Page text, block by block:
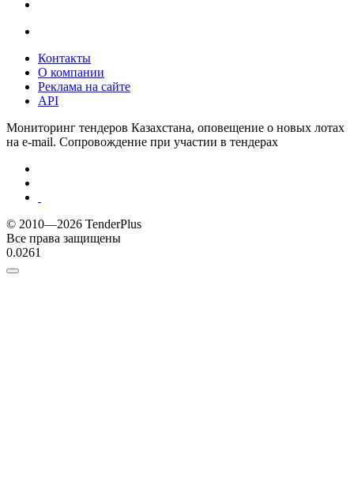
Контакты
О компании
Реклама на сайте
API
Мониторинг тендеров Казахстана, оповещение о новых лотах
на e-mail. Сопровождение при участии в тендерах
© 2010—2026 TenderPlus
Все права защищены
0.0261